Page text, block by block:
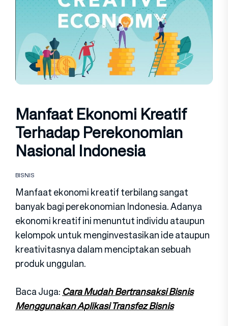
Manfaat Ekonomi Kreatif
Terhadap Perekonomian
Nasional Indonesia
BISNIS
Manfaat ekonomi kreatif terbilang sangat
banyak bagi perekonomian Indonesia. Adanya
ekonomi kreatif ini menuntut individu ataupun
kelompok untuk menginvestasikan ide ataupun
kreativitasnya dalam menciptakan sebuah
produk unggulan.
Baca Juga: Cara Mudah Bertransaksi Bisnis
Menggunakan Aplikasi Transfez Bisnis